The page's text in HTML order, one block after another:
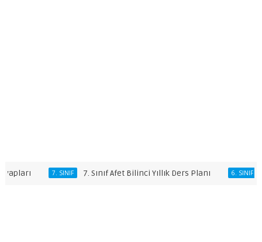
7. SINIF 7. Sınıf Afet Bilinci Yıllık Ders Planı 6. SINIF 6.